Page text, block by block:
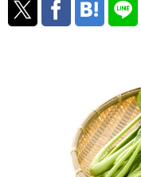
生活の知恵
食材辞典